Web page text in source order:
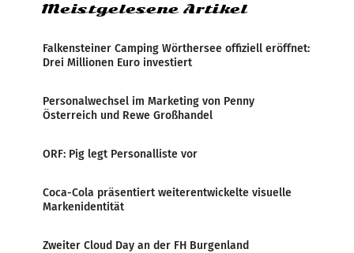
Meistgelesene Artikel
Falkensteiner Camping Wörthersee offiziell eröffnet:
Drei Millionen Euro investiert
Personalwechsel im Marketing von Penny
Österreich und Rewe Großhandel
ORF: Pig legt Personalliste vor
Coca-Cola präsentiert weiterentwickelte visuelle
Markenidentität
Zweiter Cloud Day an der FH Burgenland